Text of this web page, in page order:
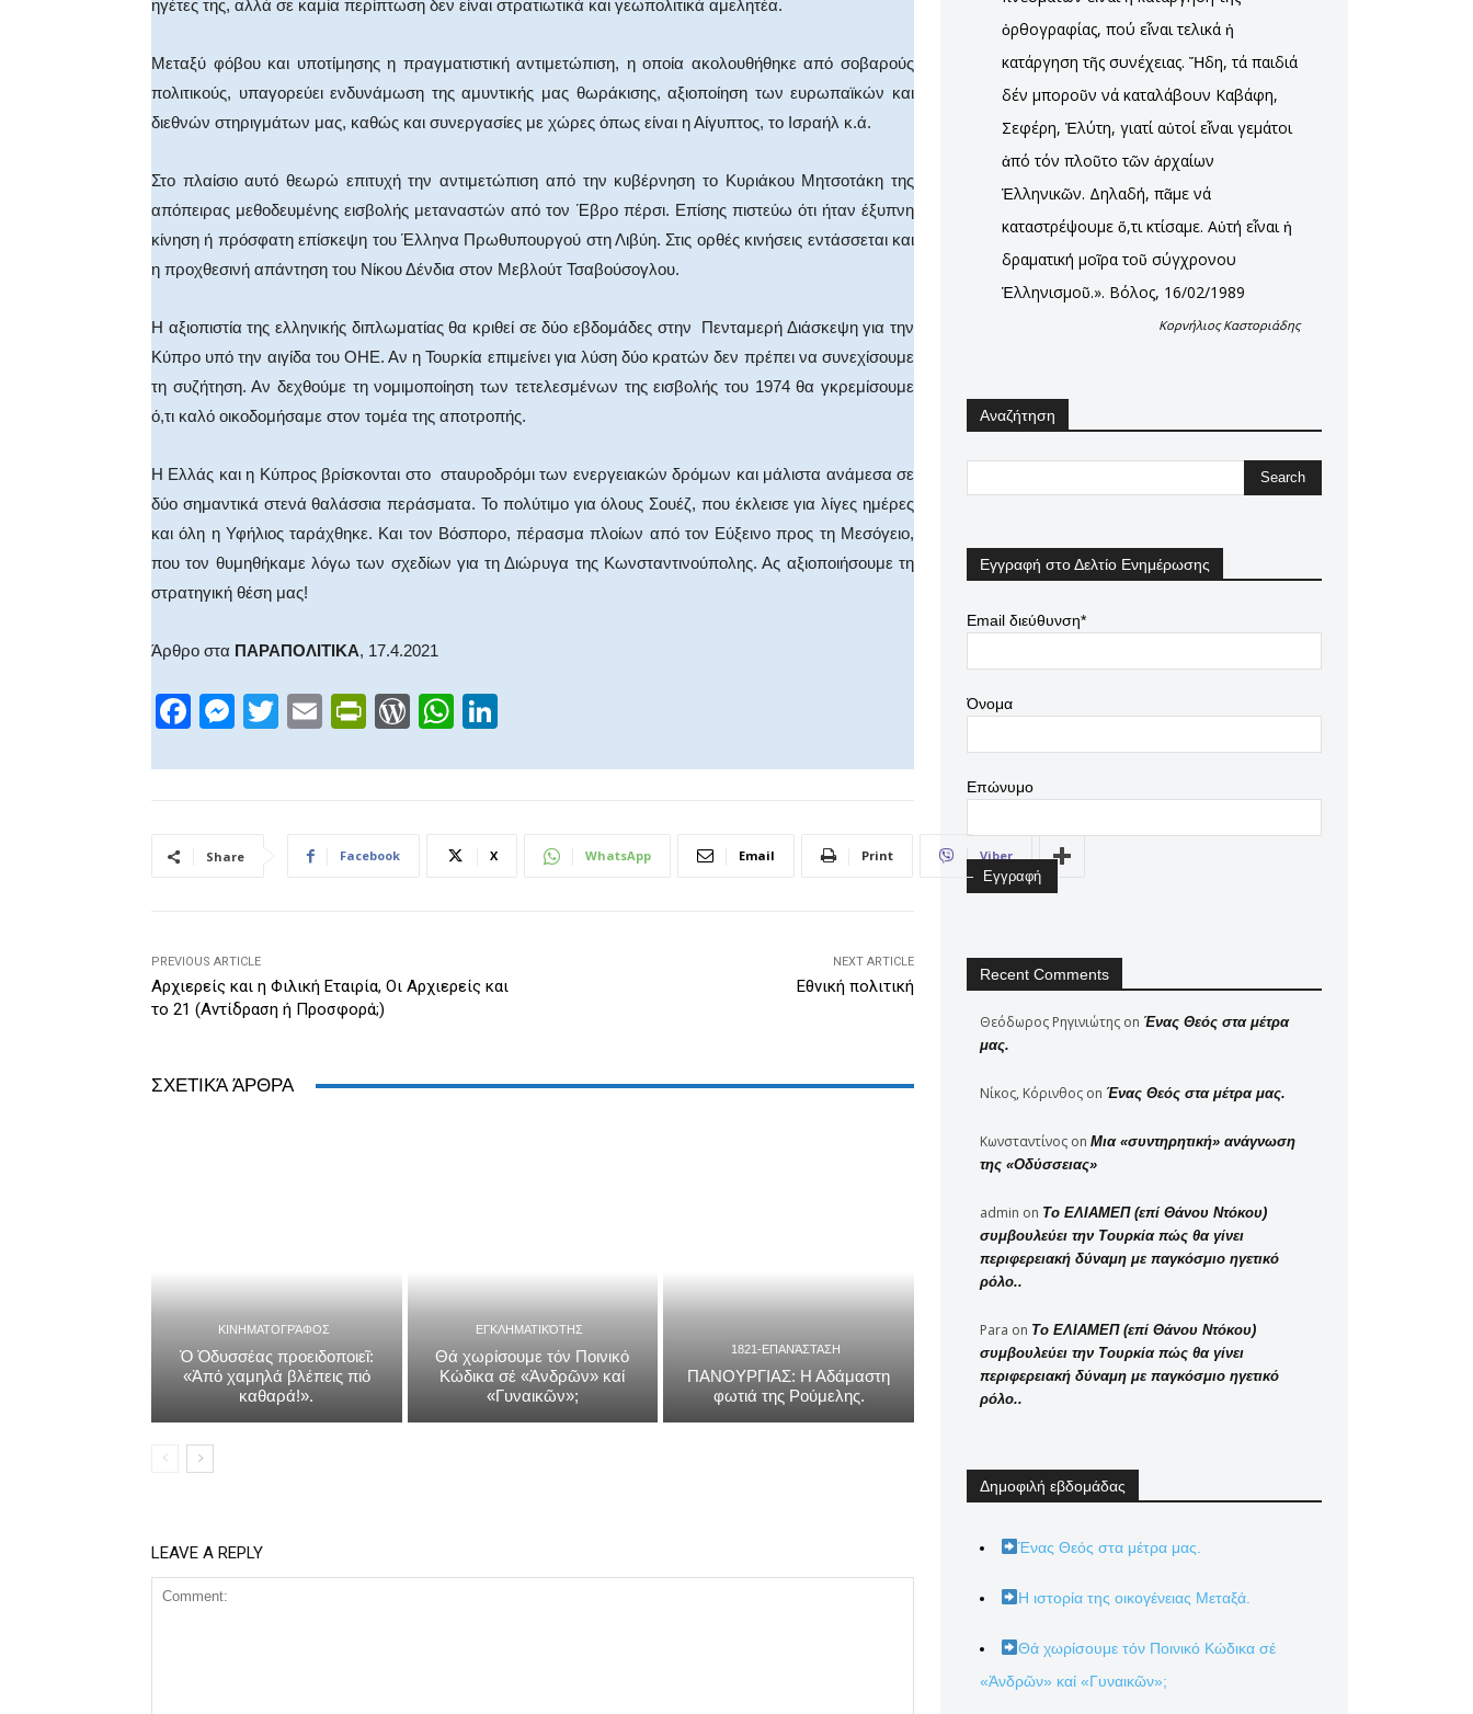
ηγέτες της, αλλά σε καμία περίπτωση δεν είναι στρατιωτικά και γεωπολιτικά αμελητέα.
Μεταξύ φόβου και υποτίμησης η πραγματιστική αντιμετώπιση, η οποία ακολουθήθηκε από σοβαρούς
πολιτικούς, υπαγορεύει ενδυνάμωση της αμυντικής μας θωράκισης, αξιοποίηση των ευρωπαϊκών και
διεθνών στηριγμάτων μας, καθώς και συνεργασίες με χώρες όπως είναι η Αίγυπτος, το Ισραήλ κ.ά.
Στο πλαίσιο αυτό θεωρώ επιτυχή την αντιμετώπιση από την κυβέρνηση το Κυριάκου Μητσοτάκη της
απόπειρας μεθοδευμένης εισβολής μεταναστών από τον Έβρο πέρσι. Επίσης πιστεύω ότι ήταν έξυπνη
κίνηση ή πρόσφατη επίσκεψη του Έλληνα Πρωθυπουργού στη Λιβύη. Στις ορθές κινήσεις εντάσσεται και
η προχθεσινή απάντηση του Νίκου Δένδια στον Μεβλούτ Τσαβούσογλου.
Η αξιοπιστία της ελληνικής διπλωματίας θα κριθεί σε δύο εβδομάδες στην Πενταμερή Διάσκεψη για την
Κύπρο υπό την αιγίδα του ΟΗΕ. Αν η Τουρκία επιμείνει για λύση δύο κρατών δεν πρέπει να συνεχίσουμε
τη συζήτηση. Αν δεχθούμε τη νομιμοποίηση των τετελεσμένων της εισβολής του 1974 θα γκρεμίσουμε
ό,τι καλό οικοδομήσαμε στον τομέα της αποτροπής.
Η Ελλάς και η Κύπρος βρίσκονται στο σταυροδρόμι των ενεργειακών δρόμων και μάλιστα ανάμεσα σε
δύο σημαντικά στενά θαλάσσια περάσματα. Το πολύτιμο για όλους Σουέζ, που έκλεισε για λίγες ημέρες
και όλη η Υφήλιος ταράχθηκε. Και τον Βόσπορο, πέρασμα πλοίων από τον Εύξεινο προς τη Μεσόγειο,
που τον θυμηθήκαμε λόγω των σχεδίων για τη Διώρυγα της Κωνσταντινούπολης. Ας αξιοποιήσουμε τη
στρατηγική θέση μας!
Άρθρο στα ΠΑΡΑΠΟΛΙΤΙΚΑ, 17.4.2021
F
c
b
k
M
ss
n
T
tt
E
ail
Pr
tF
e
W
d
W
at
A
k
Share Facebook X WhatsApp Email Print Viber
PREVIOUS ARTICLE
Αρχιερείς και η Φιλική Εταιρία, Οι Αρχιερείς και
το 21 (Αντίδραση ή Προσφορά;)
NEXT ARTICLE
Εθνική πολιτική
ΣΧΕΤΙΚΆ ΆΡΘΡΑ
ΚΙΝΗΜΑΤΟΓΡΆΦΟΣ
Ὁ Ὀδυσσέας προειδοποιεῖ:
«Ἀπό χαμηλά βλέπεις πιό
καθαρά!».
ΕΓΚΛΗΜΑΤΙΚΌΤΗΣ
Θά χωρίσουμε τόν Ποινικό
Κώδικα σέ «Ἀνδρῶν» καί
«Γυναικῶν»;
1821-ΕΠΑΝΆΣΤΑΣΗ
ΠΑΝΟΥΡΓΙΑΣ: Η Αδάμαστη
φωτιά της Ρούμελης.
LEAVE A REPLY
ὀρθογραφίας, πού εἶναι τελικά ἡ
κατάργηση τῆς συνέχειας. Ἤδη, τά παιδιά
δέν μποροῦν νά καταλάβουν Καβάφη,
Σεφέρη, Ἐλύτη, γιατί αὐτοί εἶναι γεμάτοι
ἀπό τόν πλοῦτο τῶν ἀρχαίων
Ἑλληνικῶν. Δηλαδή, πᾶμε νά
καταστρέψουμε ὅ,τι κτίσαμε. Αὐτή εἶναι ἡ
δραματική μοῖρα τοῦ σύγχρονου
Ἑλληνισμοῦ.». Βόλος, 16/02/1989
Κορνήλιος Καστοριάδης
Αναζήτηση
Εγγραφή στο Δελτίο Ενημέρωσης
Email διεύθυνση*
Όνομα
Επώνυμο
Recent Comments
Θεόδωρος Ρηγινιώτης on Ένας Θεός στα μέτρα
μας.
Νίκος, Κόρινθος on Ένας Θεός στα μέτρα μας.
Κωνσταντίνος on Μια «συντηρητική» ανάγνωση
της «Οδύσσειας»
admin on Το ΕΛΙΑΜΕΠ (επί Θάνου Ντόκου)
συμβουλεύει την Τουρκία πώς θα γίνει
περιφερειακή δύναμη με παγκόσμιο ηγετικό
ρόλο..
Para on Το ΕΛΙΑΜΕΠ (επί Θάνου Ντόκου)
συμβουλεύει την Τουρκία πώς θα γίνει
περιφερειακή δύναμη με παγκόσμιο ηγετικό
ρόλο..
Δημοφιλή εβδομάδας
Ένας Θεός στα μέτρα μας.
Η ιστορία της οικογένειας Μεταξά.
Θά χωρίσουμε τόν Ποινικό Κώδικα σέ
«Ἀνδρῶν» καί «Γυναικῶν»;